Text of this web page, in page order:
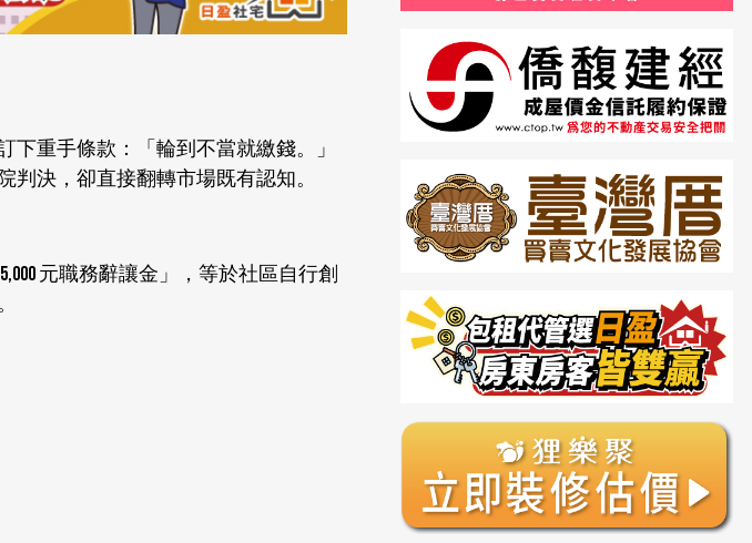
重手條款：「輪到不當就繳錢。」
決，卻直接翻轉市場既有認知。
元職務辭讓金」，等於社區自行創